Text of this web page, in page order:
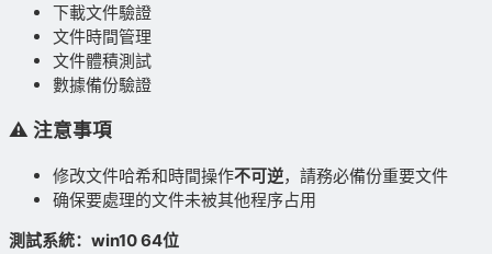
下載文件驗證
文件時間管理
文件體積測試
數據備份驗證
⚠️ 注意事項
修改文件哈希和時間操作不可逆，請務必備份重要文件
确保要處理的文件未被其他程序占用
測試系統：win10 64位